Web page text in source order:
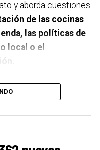
y aborda cuestiones
de las cocinas
las políticas de
local o el
¿qué balance
tus áreas dentro
proyectos